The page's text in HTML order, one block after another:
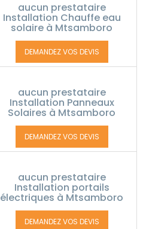
aucun prestataire
Installation Chauffe eau
solaire à Mtsamboro
DEMANDEZ VOS DEVIS
aucun prestataire
Installation Panneaux
Solaires à Mtsamboro
DEMANDEZ VOS DEVIS
aucun prestataire
Installation portails
électriques à Mtsamboro
DEMANDEZ VOS DEVIS